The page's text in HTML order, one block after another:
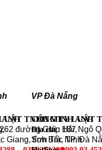
ANH TNHH MINH ANH
đường Giáp Hải,
Giang, tỉnh Bắc Ninh
VP Đà Nẵng
CÔNG TY LUẬT
Địa chỉ: 187 Ngô
Sơn Trà, TP. Đà